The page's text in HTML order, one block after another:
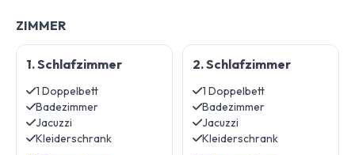
ZIMMER
1. Schlafzimmer
1 Doppelbett
Badezimmer
Jacuzzi
Kleiderschrank
2. Schlafzimmer
1 Doppelbett
Badezimmer
Jacuzzi
Kleiderschrank